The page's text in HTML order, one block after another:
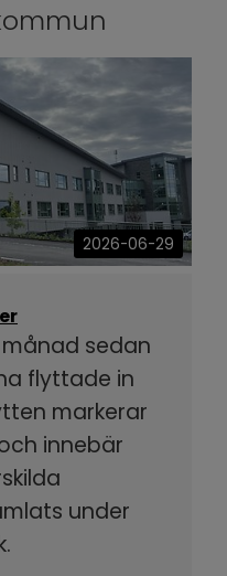
2026-06-29
sedan
flyttade in
markerar
innebär
under